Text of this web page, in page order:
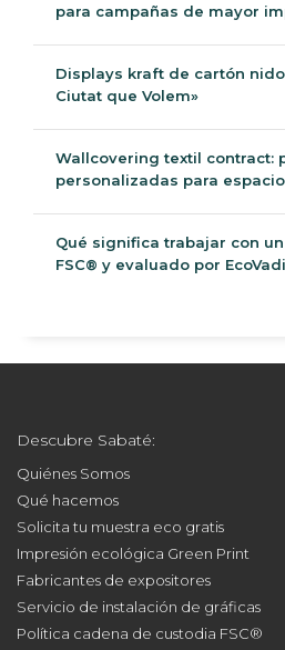
para campañas de mayor
Displays kraft de cartón
Ciutat que Volem»
Wallcovering textil contract:
personalizadas para
Qué significa trabajar con
FSC® y evaluado por
Descubre Sabaté:
Quiénes Somos
Qué hacemos
Solicita tu muestra eco gratis
Impresión ecológica Green Print
Fabricantes de expositores
Servicio de instalación de gráficas
Política cadena de custodia FSC®